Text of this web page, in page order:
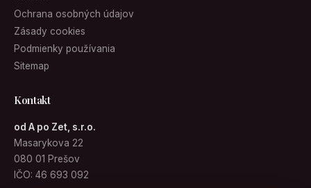
Ochrana osobných údajov
Zásady cookies
Podmienky používania
Sitemap
Kontakt
od A po Zet, s.r.o.
Masarykova 22
080 01 Prešov
IČO: 46 693 092